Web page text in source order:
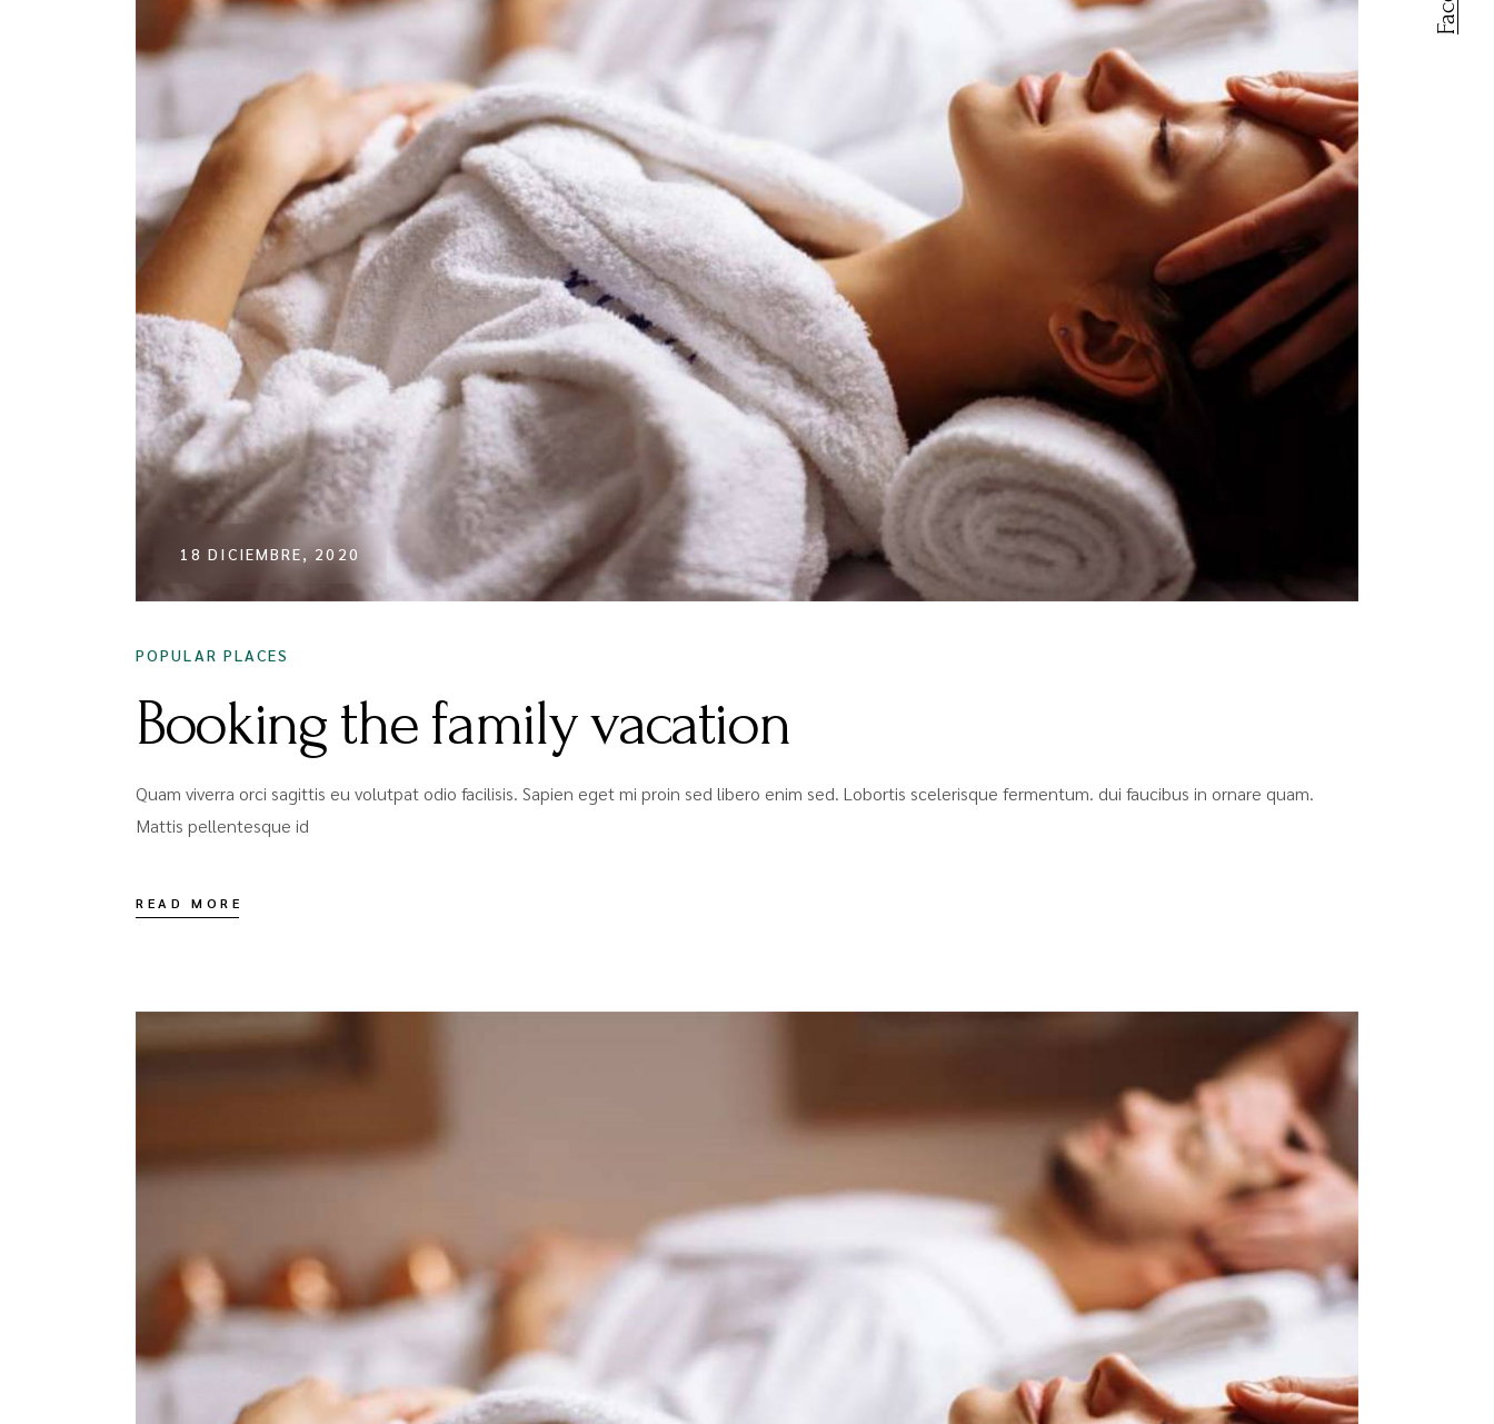
18 DICIEMBRE, 2020
POPULAR PLACES
Booking the family vacation
Quam viverra orci sagittis eu volutpat odio facilisis. Sapien eget mi proin sed libero enim sed. Lobortis scelerisque fermentum. dui faucibus in ornare quam.
Mattis pellentesque id
READ MORE